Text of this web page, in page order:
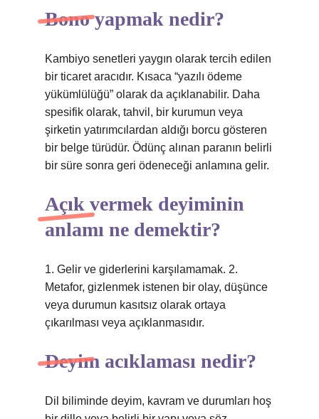
Bono yapmak nedir?
Kambiyo senetleri yaygın olarak tercih edilen
bir ticaret aracıdır. Kısaca “yazılı ödeme
yükümlülüğü” olarak da açıklanabilir. Daha
spesifik olarak, tahvil, bir kurumun veya
şirketin yatırımcılardan aldığı borcu gösteren
bir belge türüdür. Ödünç alınan paranın belirli
bir süre sonra geri ödeneceği anlamına gelir.
Açık vermek deyiminin
anlamı ne demektir?
1. Gelir ve giderlerini karşılamamak. 2.
Metafor, gizlenmek istenen bir olay, düşünce
veya durumun kasıtsız olarak ortaya
çıkarılması veya açıklanmasıdır.
Deyim acıklaması nedir?
Dil biliminde deyim, kavram ve durumları hoş